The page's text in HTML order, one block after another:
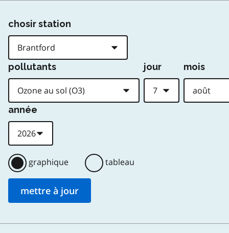
chosir station
pollutants jour mois
année
graphique tableau